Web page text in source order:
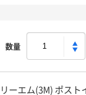
数量
ーエム(3M) ポスト